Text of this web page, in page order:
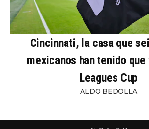
Cincinnati, la casa que
mexicanos han tenido
Leagues Cup
ALDO BEDOLLA